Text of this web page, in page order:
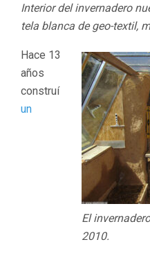
Interior del invernadero
tela blanca de geo-textil,
El
2010.
Hace 13
años
construí
un